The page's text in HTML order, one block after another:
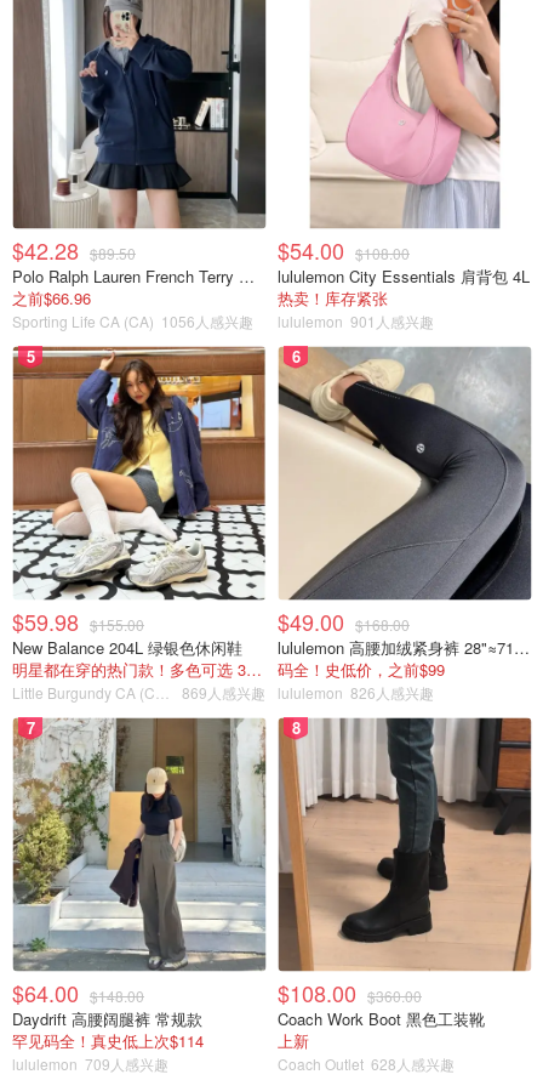
$42.28 $89.50
Polo Ralph Lauren French Terry 女童连帽卫衣 7-16码
之前$66.96
Sporting Life CA (CA) 1056人感兴趣
$54.00 $108.00
lululemon City Essentials 肩背包 4L
热卖！库存紧张
lululemon 901人感兴趣
5
$59.98 $155.00
New Balance 204L 绿银色休闲鞋
明星都在穿的热门款！多色可选 3.8折
869人感兴趣
6
$49.00 $168.00
lululemon 高腰加绒紧身裤 28"≈71cm 5个口袋
码全！史低价，之前$99
lululemon 826人感兴趣
7
$64.00 $148.00
Daydrift 高腰阔腿裤 常规款
罕见码全！真史低上次$114
lululemon 709人感兴趣
8
$108.00 $360.00
Coach Work Boot 黑色工装靴
上新
Coach Outlet 628人感兴趣